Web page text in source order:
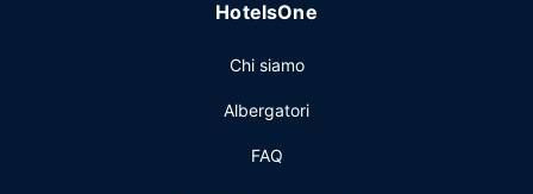
disponibile a pagamento tutti i giorni dalle ore 06:30 alle
Potrai usufruire di accesso gratuito a Internet via cavo, un
business center aperto 24 ore su 24 e check-out veloce.
HotelsOne
Chi siamo
Albergatori
FAQ